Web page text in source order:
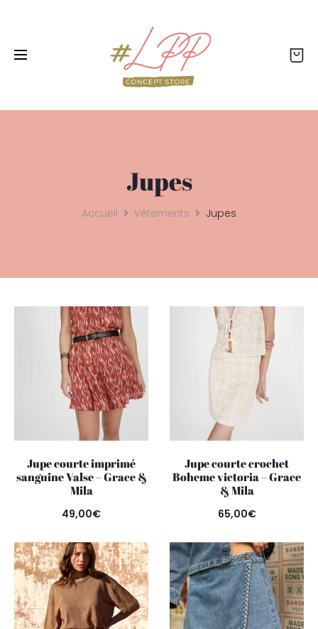
& collect gratuit
Jupes
Accueil Vêtements Jupes
Jupe courte imprimé
sanguine Valse – Grace &
Mila
49,00€
Jupe courte crochet
Boheme victoria – Grace
& Mila
65,00€